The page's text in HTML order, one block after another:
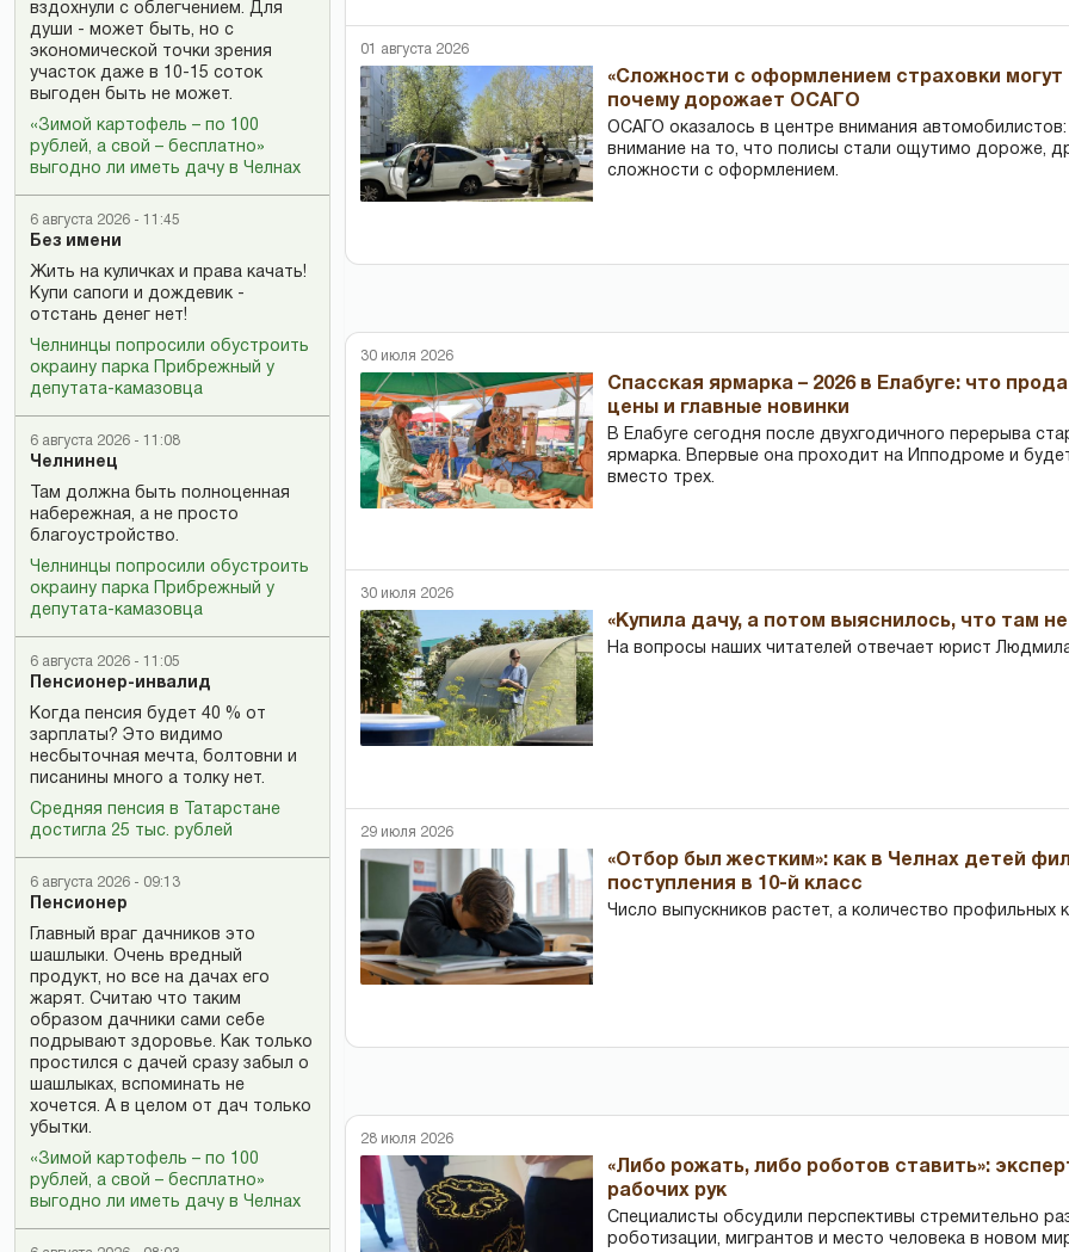
вздохнули с облегчением. Для
души - может быть, но с
экономической точки зрения
участок даже в 10-15 соток
выгоден быть не может.
«Зимой картофель – по 100
рублей, а свой – бесплатно»
выгодно ли иметь дачу в Челнах
6 августа 2026 - 11:45
Без имени
Жить на куличках и права качать!
Купи сапоги и дождевик -
отстань денег нет!
Челнинцы попросили обустроить
окраину парка Прибрежный у
депутата-камазовца
6 августа 2026 - 11:08
Челнинец
Там должна быть полноценная
набережная, а не просто
благоустройство.
Челнинцы попросили обустроить
окраину парка Прибрежный у
депутата-камазовца
6 августа 2026 - 11:05
Пенсионер-инвалид
Когда пенсия будет 40 % от
зарплаты? Это видимо
несбыточная мечта, болтовни и
писанины много а толку нет.
Средняя пенсия в Татарстане
достигла 25 тыс. рублей
6 августа 2026 - 09:13
Пенсионер
Главный враг дачников это
шашлыки. Очень вредный
продукт, но все на дачах его
жарят. Считаю что таким
образом дачники сами себе
подрывают здоровье. Как только
простился с дачей сразу забыл о
шашлыках, вспоминать не
хочется. А в целом от дач только
убытки.
«Зимой картофель – по 100
рублей, а свой – бесплатно»
выгодно ли иметь дачу в Челнах
01 августа 2026
«Сложности с оформлением страховки могут
почему дорожает ОСАГО
ОСАГО оказалось в центре внимания
внимание на то, что полисы стали ощутимо дороже,
сложности с оформлением.
30 июля 2026
Спасская ярмарка – 2026 в Елабуге: что
цены и главные новинки
В Елабуге сегодня после двухгодичного перерыва
ярмарка. Впервые она проходит на Ипподроме и
вместо трех.
30 июля 2026
«Купила дачу, а потом выяснилось, что там
На вопросы наших читателей отвечает юрист
29 июля 2026
«Отбор был жестким»: как в Челнах детей
поступления в 10-й класс
Число выпускников растет, а количество профильных
28 июля 2026
«Либо рожать, либо роботов ставить»:
рабочих рук
Специалисты обсудили перспективы стремительно
роботизации, мигрантов и место человека в новом